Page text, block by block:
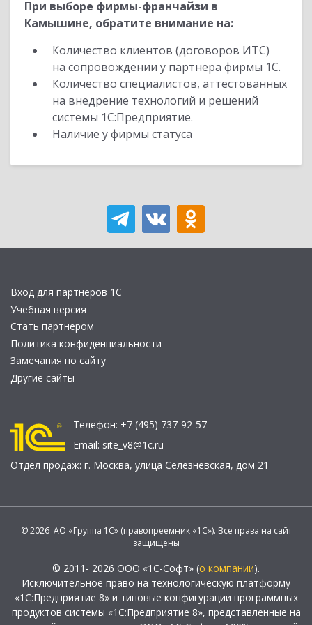
При выборе фирмы-франчайзи в
Камышине, обратите внимание на:
Количество клиентов (договоров ИТС)
на сопровождении у партнера фирмы 1С.
Количество специалистов, аттестованных
на внедрение технологий и решений
системы 1С:Предприятие.
Наличие у фирмы статуса
Вход для партнеров 1С
Учебная версия
Стать партнером
Политика конфиденциальности
Замечания по сайту
Другие сайты
Телефон: +7 (495) 737-92-57
Email: site_v8@1c.ru
Отдел продаж: г. Москва, улица Селезнёвская, дом 21
© 2026 АО «Группа 1С» (правопреемник «1С»). Все права на сайт
защищены
© 2011- 2026 ООО «1С-Софт» (о компании).
Исключительное право на технологическую платформу
«1С:Предприятие 8» и типовые конфигурации программных
продуктов системы «1С:Предприятие 8», представленные на